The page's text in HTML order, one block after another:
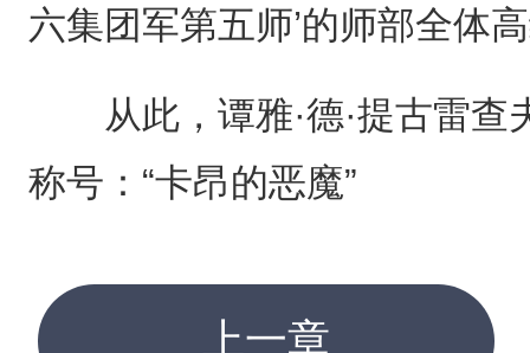
六集团军第五师’的师部全体
从此，谭雅·德·提古雷查
称号：“卡昂的恶魔”
上一章